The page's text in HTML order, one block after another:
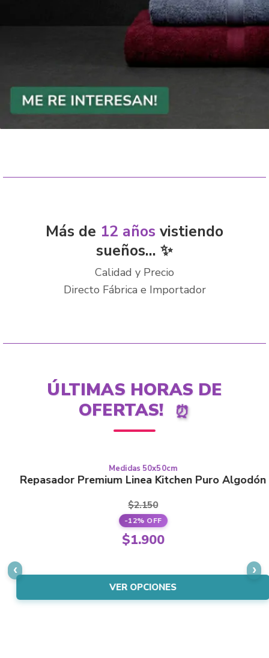
Más de 12 años vistiendo
sueños... ✨
Calidad y Precio
Directo Fábrica e Importador
ÚLTIMAS HORAS DE
OFERTAS! ⏰
Medidas 50x50cm
Repasador Premium Linea Kitchen Puro Algodón
2.150
-12% OFF
Original
$2.150.
1.900
price
is:
$1.900.
VER OPCIONES
This
product
has
multiple
variants.
The
may
be
chosen